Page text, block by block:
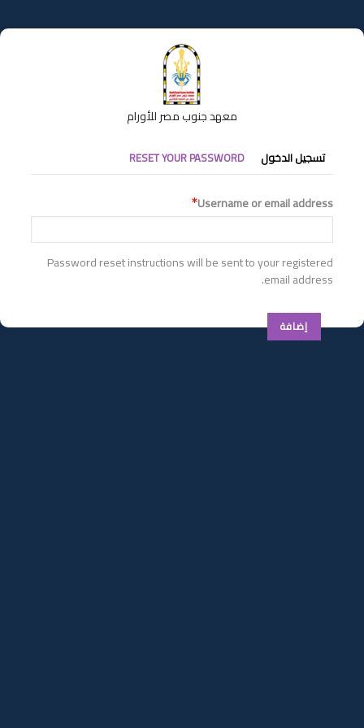
إلى
المحتوى
معهد جنوب مصر للأورام
التبويبات
الأساسية
تسجيل الدخول RESET YOUR PASSWORD
Username or email address
Password reset instructions will be sent to your registered
email address.